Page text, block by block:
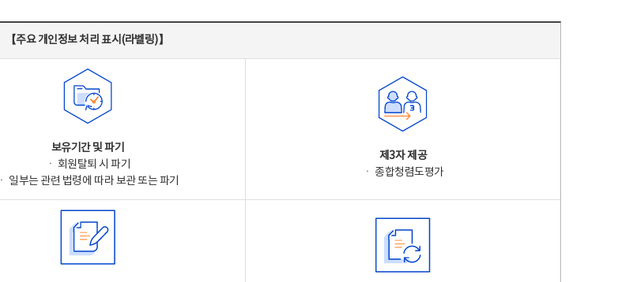
【주요 개인정보 처리 표시(라벨링)】
보유기간 및 파기
ㆍ 회원탈퇴 시 파기
ㆍ 일부는 관련 법령에 따라 보관 또는 파기
제3자 제공
ㆍ 종합청렴도평가